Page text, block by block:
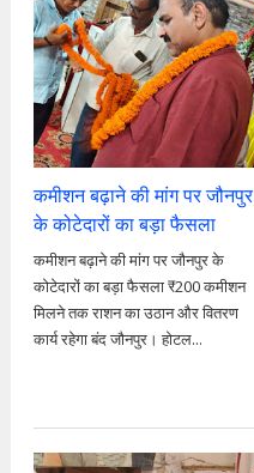
कमीशन बढ़ाने की मांग पर जौनपुर
के कोटेदारों का बड़ा फैसला
कमीशन बढ़ाने की मांग पर जौनपुर के
कोटेदारों का बड़ा फैसला ₹200 कमीशन
मिलने तक राशन का उठान और वितरण
कार्य रहेगा बंद जौनपुर। होटल...